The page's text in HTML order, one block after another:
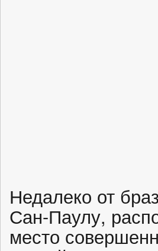
Недалеко от
Сан-Паулу,
место